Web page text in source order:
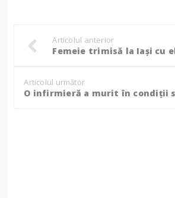
Articolul anterior
Articolul următor